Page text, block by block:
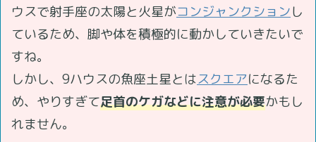
ウスで射手座の太陽と火星がコンジャンクションし
ているため、脚や体を積極的に動かしていきたいで
すね。
しかし、9ハウスの魚座土星とはスクエアになるた
め、やりすぎて足首のケガなどに注意が必要かもし
れません。